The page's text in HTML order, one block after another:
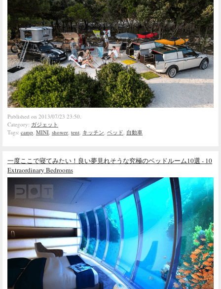
Published on 2013/07/23 23:50.
Category: ガジェット
Tags: camp MINI shower tent キッチン ベッド 自動車
一度ここで寝てみたい！良い夢見れそうな究極のベッドルーム10選 - 10
Extraordinary Bedrooms